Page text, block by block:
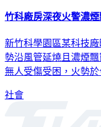
竹科廠房深夜火警濃
新竹科學園區某科技
勢沿風管延燒且濃煙
無人受傷受困，火勢於
社會